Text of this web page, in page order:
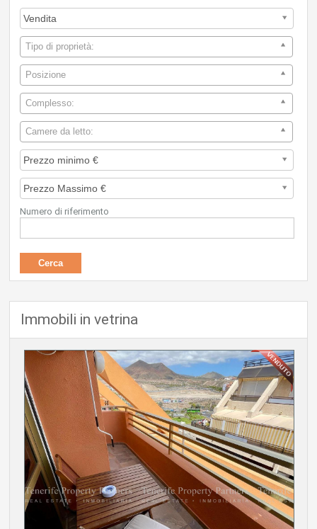
Tipo di proprietà:
Posizione
Complesso:
Camere da letto:
Numero di riferimento
Immobili in vetrina